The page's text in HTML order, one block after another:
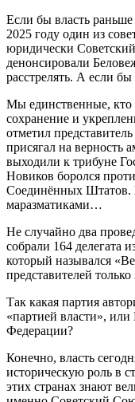
Если бы власть
2025 году один из
юридически
денонсировали
расстрелять. А если
Мы единственные, кто
сохранение и
отметил
присягал на верность
выходили к трибуне
Новиков боролся
Соединённых Штатов.
маразматиками…
Не случайно два
собрали 164 делегата
который назывался
представителей только
Так какая партия
«партией власти»,
Федерации?
Конечно, власть
историческую роль в
этих странах знают